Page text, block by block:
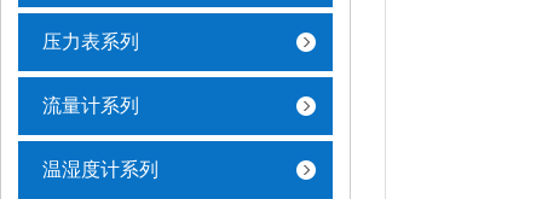
压力表系列
流量计系列
温湿度计系列